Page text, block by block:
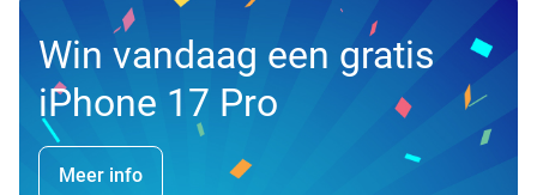
Win vandaag een gratis
iPhone 17 Pro
Meer info